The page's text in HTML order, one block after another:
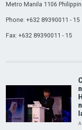
Metro Manila 1106
Phone: +632 89390011 - 15
Fax: +632 89390011 - 15